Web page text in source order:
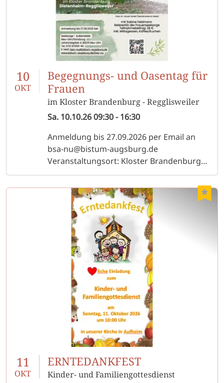
10
OKT
Begegnungs- und Oasentag für
Frauen
im Kloster Brandenburg - Regglisweiler
Sa. 10.10.2609:30- 16:30
Anmeldung bis 27.09.2026 per Email an
bsa-nu@bistum-augsburg.de
Veranstaltungsort: Kloster Brandenburg
Am Schloßberg 3 89165 Dietenheim-
Regglisweiler
11
OKT
ERNTEDANKFEST
Kinder- und Familiengottesdienst